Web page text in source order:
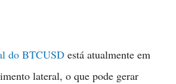
do BTCUSD está atualmente em
lateral, o que pode gerar